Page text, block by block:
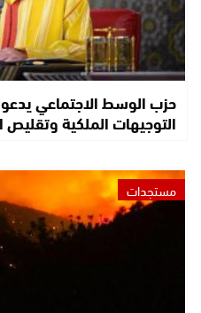
حزب الوسط الاجتماعي يدعو
التوجيهات الملكية وتقليص
مستجدات